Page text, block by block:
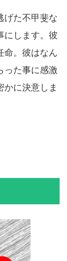
げた不甲斐な
にします。彼
命。彼はなん
った事に感激
かに決意しま